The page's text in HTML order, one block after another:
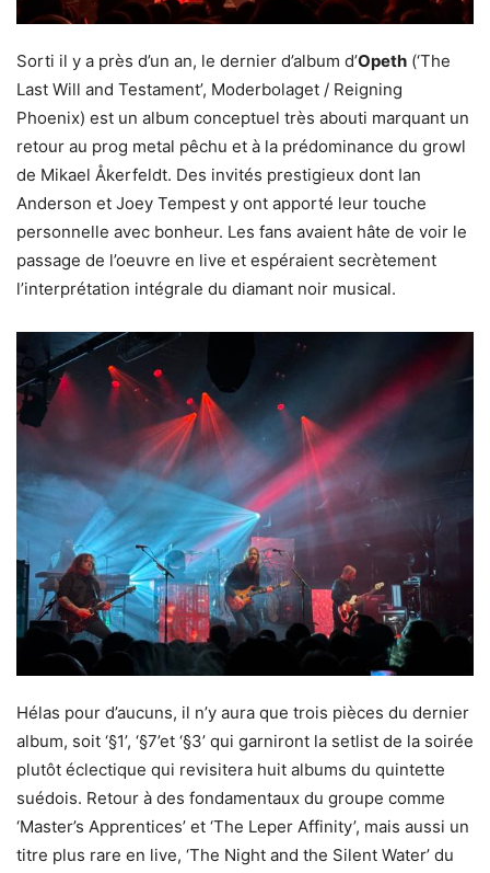
Sorti il y a près d’un an, le dernier d’album d’Opeth (‘The
Last Will and Testament’, Moderbolaget / Reigning
Phoenix) est un album conceptuel très abouti marquant un
retour au prog metal pêchu et à la prédominance du growl
de Mikael Åkerfeldt. Des invités prestigieux dont Ian
Anderson et Joey Tempest y ont apporté leur touche
personnelle avec bonheur. Les fans avaient hâte de voir le
passage de l’oeuvre en live et espéraient secrètement
l’interprétation intégrale du diamant noir musical.
Hélas pour d’aucuns, il n’y aura que trois pièces du dernier
album, soit ‘§1’, ‘§7’et ‘§3’ qui garniront la setlist de la soirée
plutôt éclectique qui revisitera huit albums du quintette
suédois. Retour à des fondamentaux du groupe comme
‘Master’s Apprentices’ et ‘The Leper Affinity’, mais aussi un
titre plus rare en live, ‘The Night and the Silent Water’ du